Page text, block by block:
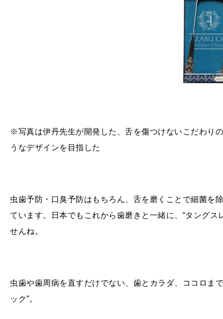
※写真は伊丹先生が開発した、舌を傷つけないこだわり
うなデザインを目指した
虫歯予防・口臭予防はもちろん、舌を磨くことで細菌を
ています。日本でもこれから歯磨きと一緒に、“タング
せんね。
虫歯や歯周病を直すだけでない、歯とカラダ、ココロま
ック”。